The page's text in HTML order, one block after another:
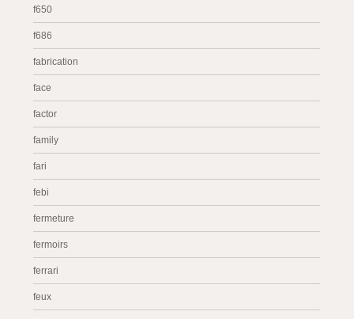
f650
f686
fabrication
face
factor
family
fari
febi
fermeture
fermoirs
ferrari
feux